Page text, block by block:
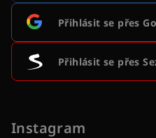
Přihlásit se přes
Přihlásit se přes
Instagram